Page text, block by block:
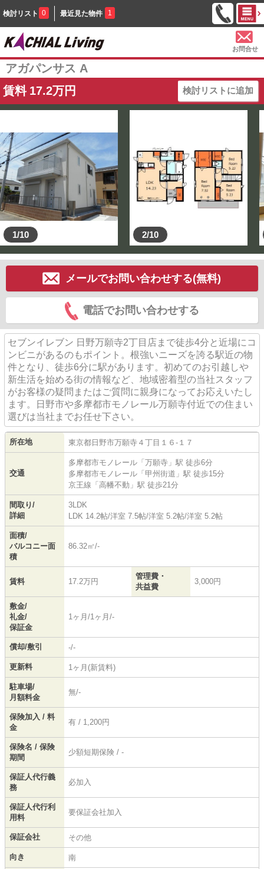
検討リスト 0 最近見た物件 1
お問合せ
アガパンサス A
賃料 17.2万円 検討リストに追加
1/10 2/10
メールでお問い合わせする(無料)
電話でお問い合わせする
セブンイレブン 日野万願寺2丁目店まで徒歩4分と近場にコ
ンビニがあるのもポイント。根強いニーズを誇る駅近の物
件となり、徒歩6分に駅があります。初めてのお引越しや
新生活を始める街の情報など、地域密着型の当社スタッフ
がお客様の疑問またはご質問に親身になってお応えいたし
ます。日野市や多摩都市モノレール万願寺付近での住まい
選びは当社までお任せ下さい。
所在地 東京都 日野市万願寺 ４丁目１６-１７
交通
多摩都市モノレール 「 万願寺 」駅 徒歩6分
多摩都市モノレール 「 甲州街道 」駅 徒歩15分
京王線 「 高幡不動 」駅 徒歩21分
間取り/
詳細
3LDK
LDK 14.2帖/洋室 7.5帖/洋室 5.2帖/洋室 5.2帖
面積/
バルコニー面
積
86.32㎡/-
賃料 17.2万円
管理費・
共益費
3,000円
敷金/
礼金/
保証金
1ヶ月/1ヶ月/-
償却/敷引 -/-
更新料 1ヶ月(新賃料)
駐車場/
月額料金
無/-
保険加入 / 料
金
有 / 1,200円
保険名 / 保険
期間
少額短期保険 / -
保証人代行義
務
必加入
保証人代行利
用料
要保証会社加入
保証会社 その他
向き 南